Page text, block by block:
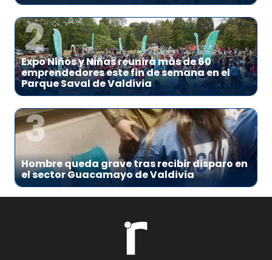
2
Expo Niños y Niñas reunirá más de 60
emprendedores este fin de semana en el
Parque Saval de Valdivia
3
Hombre queda grave tras recibir disparo en
el sector Guacamayo de Valdivia